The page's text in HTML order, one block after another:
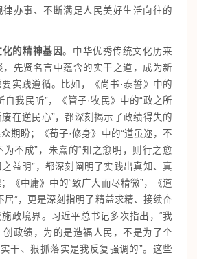
律办事、不断满足人民美好生活向往的
化的精神基因。中华优秀传统文化历来
先贤名言中蕴含的实干之道，成为新
实践遵循。比如，《尚书·泰誓》中的
自我民听”，《管子·牧民》中的“政之所
在逆民心”，都深刻揭示了政绩得失的
期盼；《荀子·修身》中的“道虽迩，不
不成”，朱熹的“知之愈明，则行之愈
益明”，都深刻阐明了实践出真知、真
《中庸》中的“致广大而尽精微”，《道
居”，更是深刻指明了精益求精、接续奋
政境界。习近平总书记多次指出，“我
政绩，为的是造福人民，不是为了个
干、狠抓落实是我反复强调的”。这些